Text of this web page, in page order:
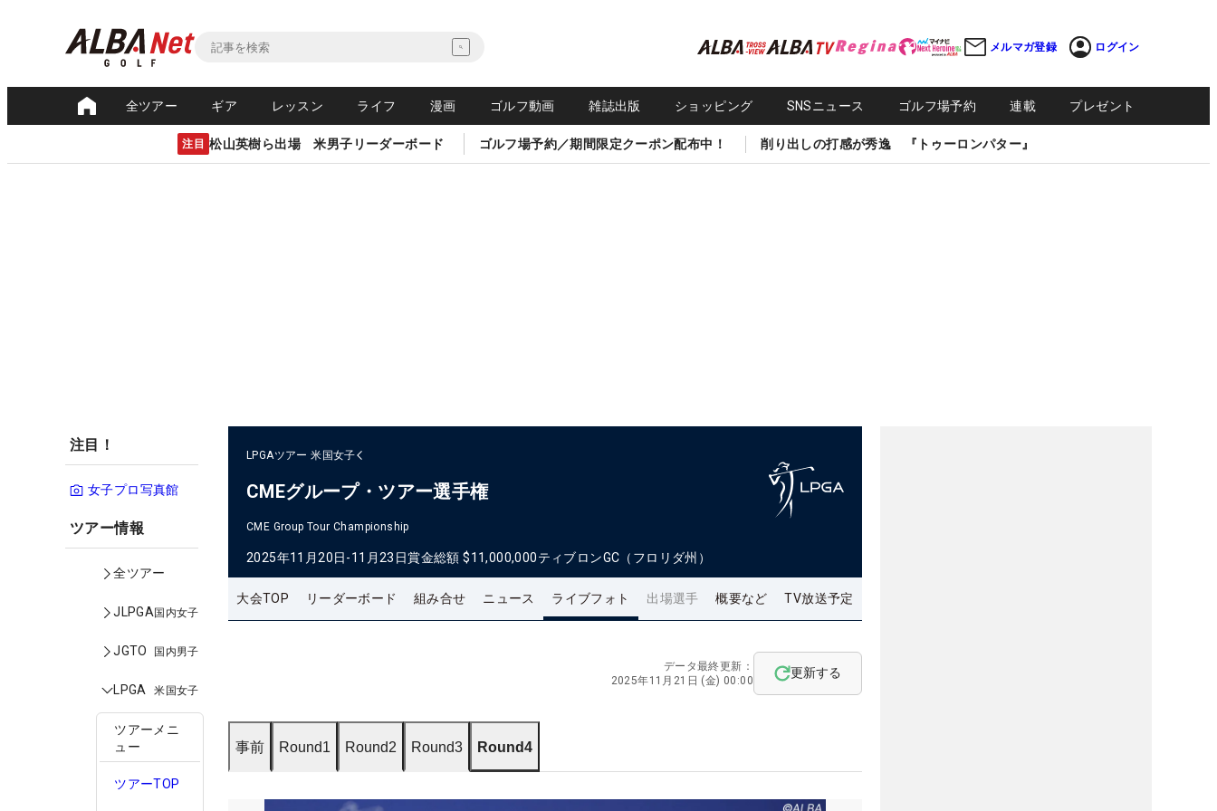
メルマガ登録 ログイン
全ツアー ギア レッスン ライフ 漫画 ゴルフ動画 雑誌出版 ショッピング SNSニュース ゴルフ場予約 連載 プレゼント
注目 松山英樹ら出場 米男子リーダーボード ゴルフ場予約／期間限定クーポン配布中！ 削り出しの打感が秀逸 『トゥーロンパター』
注目！
女子プロ写真館
ツアー情報
全ツアー
JLPGA国内女子
JGTO 国内男子
LPGA 米国女子
ツアーメニ
ュー
ツアーTOP
LPGAツアー 米国女子
CMEグループ・ツアー選手権
CME Group Tour Championship
2025年11月20日-11月23日賞金総額 $11,000,000ティブロンGC（フロリダ州）
大会TOP リーダーボード 組み合せ ニュース ライブフォト 出場選手 概要など TV放送予定
データ最終更新：
2025年11月21日 (金) 00:00
更新する
事前 Round1 Round2 Round3 Round4